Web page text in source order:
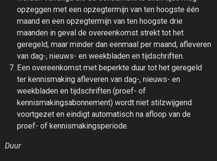
opzeggen met een opzegtermijn van ten hoogste één
maand en een opzegtermijn van ten hoogste drie
maanden in geval de overeenkomst strekt tot het
geregeld, maar minder dan eenmaal per maand, afleveren
van dag-, nieuws- en weekbladen en tijdschriften.
Een overeenkomst met beperkte duur tot het geregeld
ter kennismaking afleveren van dag-, nieuws- en
weekbladen en tijdschriften (proef- of
kennismakingsabonnement) wordt niet stilzwijgend
voortgezet en eindigt automatisch na afloop van de
proef- of kennismakingsperiode.
Duur